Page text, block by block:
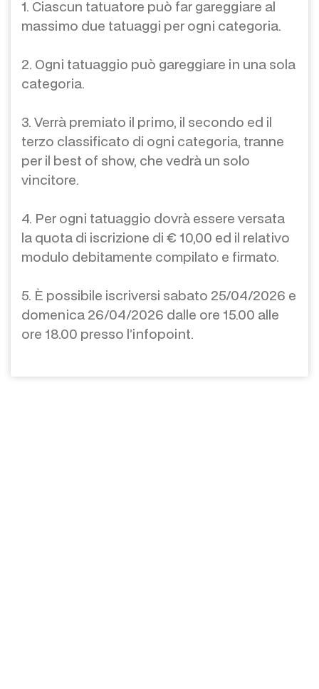
1. Ciascun tatuatore può far gareggiare al
massimo due tatuaggi per ogni categoria.
2. Ogni tatuaggio può gareggiare in una sola
categoria.
3. Verrà premiato il primo, il secondo ed il
terzo classificato di ogni categoria, tranne
per il best of show, che vedrà un solo
vincitore.
4. Per ogni tatuaggio dovrà essere versata
la quota di iscrizione di € 10,00 ed il relativo
modulo debitamente compilato e firmato.
5. È possibile iscriversi sabato 25/04/2026 e
domenica 26/04/2026 dalle ore 15.00 alle
ore 18.00 presso l’infopoint.